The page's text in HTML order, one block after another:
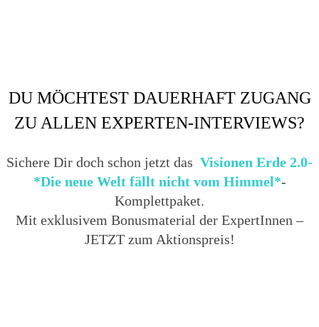
DU MÖCHTEST DAUERHAFT ZUGANG
ZU ALLEN EXPERTEN-INTERVIEWS?
Sichere Dir doch schon jetzt das Visionen Erde 2.0-
*Die neue Welt fällt nicht vom Himmel*-
Komplettpaket.
Mit exklusivem Bonusmaterial der ExpertInnen –
JETZT zum Aktionspreis!